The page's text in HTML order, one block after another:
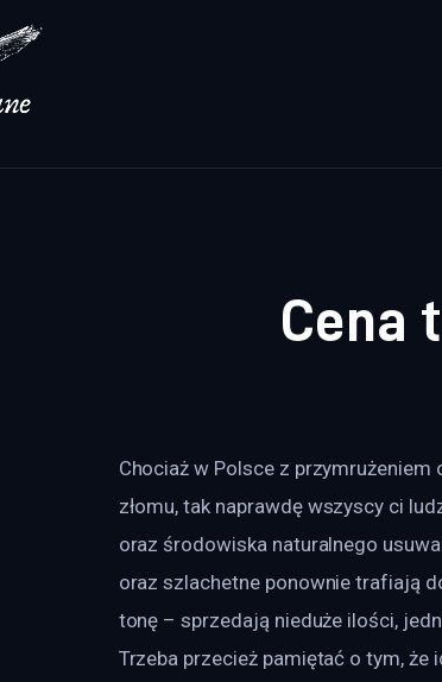
Cena
Chociaż w Polsce z
złomu, tak naprawdę wszyscy ci
oraz środowiska naturalnego
oraz szlachetne ponownie trafiają
tonę – sprzedają nieduże ilości,
Trzeba przecież pamiętać o tym, że